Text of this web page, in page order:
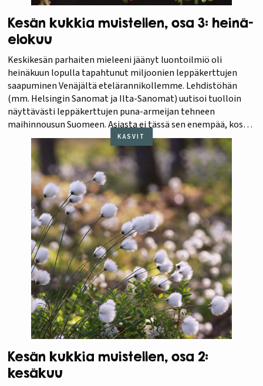
Kesän kukkia muistellen, osa 3: heinä-
elokuu
Keskikesän parhaiten mieleeni jäänyt luontoilmiö oli
heinäkuun lopulla tapahtunut miljoonien leppäkerttujen
saapuminen Venäjältä etelärannikollemme. Lehdistöhän
(mm. Helsingin Sanomat ja Ilta-Sanomat) uutisoi tuolloin
näyttävästi leppäkerttujen puna-armeijan tehneen
maihinnousun Suomeen. Asiasta ei tässä sen enempää, koska
aiheesta on 11.9. tekemäni postaus 13 kuvan kera täällä Oma
PIHAn blogissa otsikolla ”Olipa runsas leppäkerttukesä!” Jos
oli leppäkerttuja runsaasti, niin…
KASVIT
Kesän kukkia muistellen, osa 2:
kesäkuu